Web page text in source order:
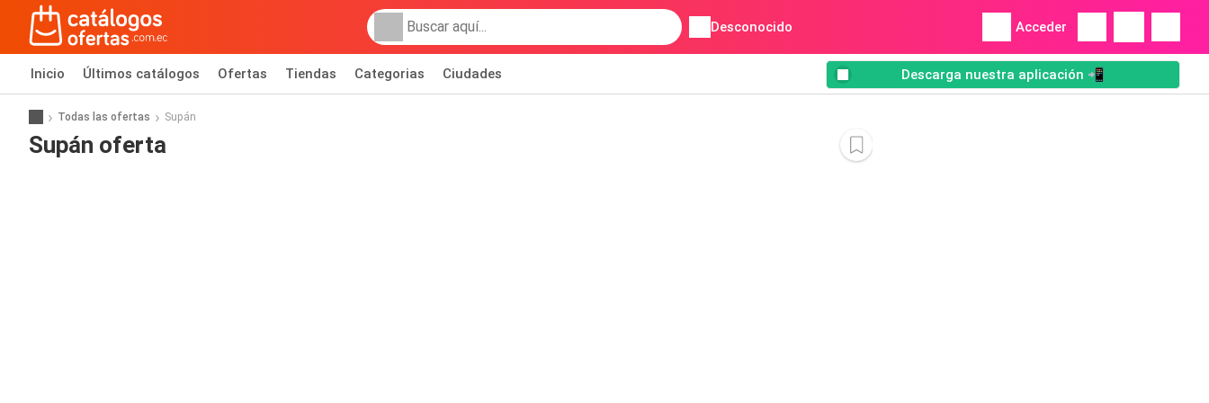
Desconocido Acceder
Inicio Últimos catálogos Ofertas Tiendas Categorias Ciudades Descarga nuestra aplicación 📲
Todas las ofertas Supán
Supán oferta